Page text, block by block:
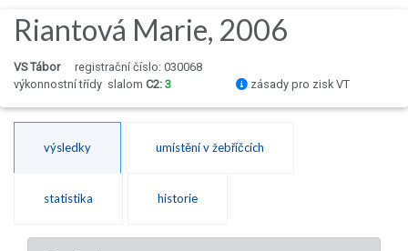
Riantová Marie, 2006
VS Tábor
registrační číslo: 030068
výkonnostní třídy slalom C2: 3 zásady pro zisk VT
výsledky umístění v žebříčcích
statistika historie